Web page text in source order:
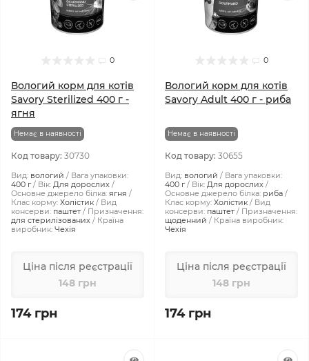
0
Вологий корм для котів
Savory Sterilized 400 г -
ягня
Немає в наявності
Код товару: 30730
Вид: вологий
Вага упаковки:
400 г
Вік: Для дорослих
Основне джерело білка: ягня
Клас корму: Холістик
Вид
консерви: паштет
Призначення:
для стерилізованих
Країна
виробник: Чехія
Ціна після реєстрації
148 грн
174 грн
0
Вологий корм для котів
Savory Adult 400 г - риба
Немає в наявності
Код товару: 30655
Вид: вологий
Вага упаковки:
400 г
Вік: Для дорослих
Основне джерело білка: риба
Клас корму: Холістик
Вид
консерви: паштет
Призначення:
щоденний
Країна виробник:
Чехія
Ціна після реєстрації
148 грн
174 грн